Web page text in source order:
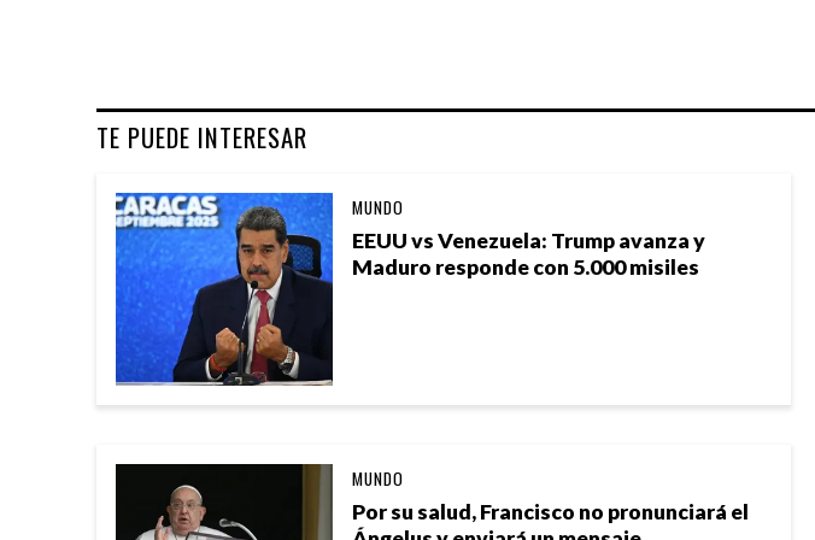
TE PUEDE INTERESAR
EEUU vs Venezuela: Trump avanza y
Maduro responde con 5.000 misiles
MUNDO
Por su salud, Francisco no pronunciará el
MUNDO